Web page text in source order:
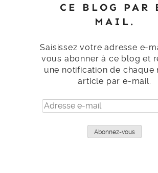
CE BLOG PAR
MAIL.
Saisissez votre adresse e-
vous abonner à ce blog et
une notification de chaque
article par e-mail.
Adresse
e-
Abonnez-vous